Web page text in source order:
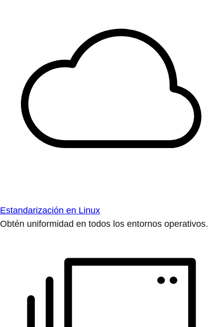
Estandarización en Linux
Obtén uniformidad en todos los entornos operativos.